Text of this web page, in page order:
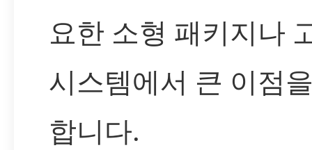
요한 소형 패키지나
시스템에서 큰 이점
합니다.